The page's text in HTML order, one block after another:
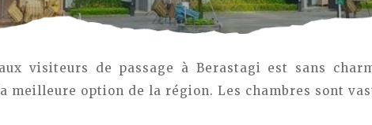
visiteurs de passage à Berastagi est sans
meilleure option de la région. Les chambres sont